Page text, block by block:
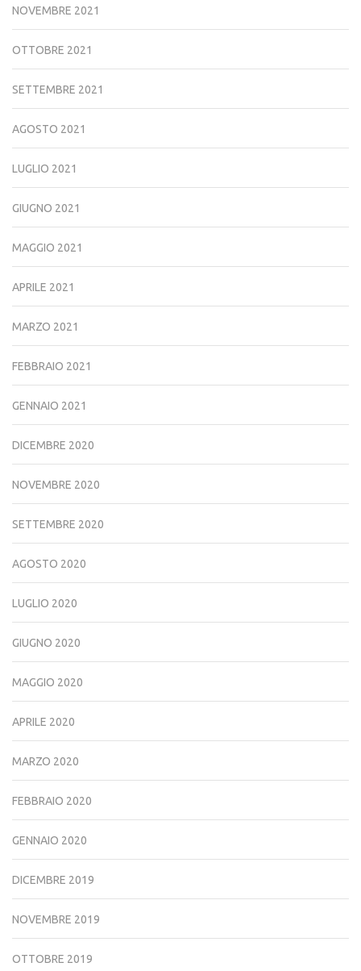
NOVEMBRE 2021
OTTOBRE 2021
SETTEMBRE 2021
AGOSTO 2021
LUGLIO 2021
GIUGNO 2021
MAGGIO 2021
APRILE 2021
MARZO 2021
FEBBRAIO 2021
GENNAIO 2021
DICEMBRE 2020
NOVEMBRE 2020
SETTEMBRE 2020
AGOSTO 2020
LUGLIO 2020
GIUGNO 2020
MAGGIO 2020
APRILE 2020
MARZO 2020
FEBBRAIO 2020
GENNAIO 2020
DICEMBRE 2019
NOVEMBRE 2019
OTTOBRE 2019